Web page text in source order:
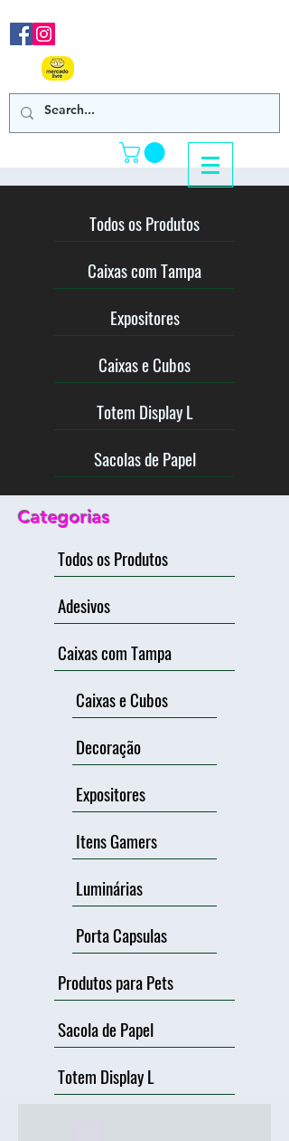
Todos os Produtos
Caixas com Tampa
Expositores
Caixas e Cubos
Totem Display L
Sacolas de Papel
Categorias
Todos os Produtos
Adesivos
Caixas com Tampa
Caixas e Cubos
Decoração
Expositores
Itens Gamers
Luminárias
Porta Capsulas
Produtos para Pets
Sacola de Papel
Totem Display L